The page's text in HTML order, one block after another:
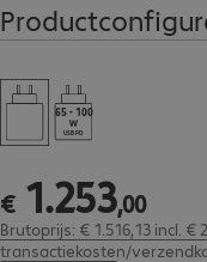
65 - 100
USB PD
€ 1.253,00
€ 1.253,00
Brutoprijs: € 1.516,13 incl. €
transactiekosten/